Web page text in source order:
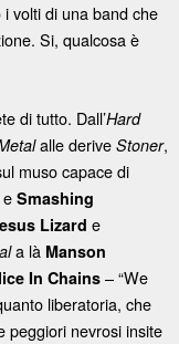
volti di una band che
Si, qualcosa è
di tutto. Dall’Hard
alle derive Stoner,
muso capace di
Smashing
Lizard e
a là Manson
In Chains – “We
liberatoria, che
peggiori nevrosi insite